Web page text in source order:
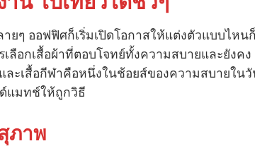
ยๆ ออฟฟิศก็เริ่มเปิดโอกาสให้แต่งตัวแบบไหน
ลือกเสื้อผ้าที่ตอบโจทย์ทั้งความสบายและยังคง
ะเสื้อกีฬาคือหนึ่งในช้อยส์ของความสบายใน
แมทช์ให้ถูกวิธี
ภาพ